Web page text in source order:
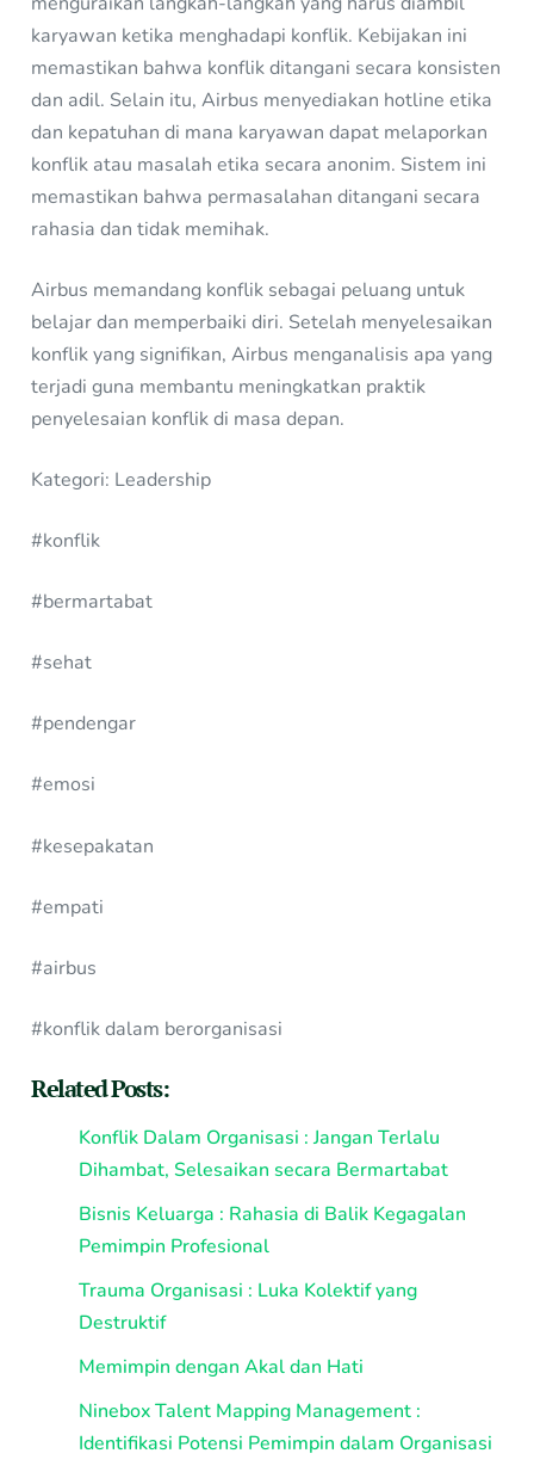
karyawan ketika menghadapi konflik. Kebijakan ini
memastikan bahwa konflik ditangani secara konsisten
dan adil. Selain itu, Airbus menyediakan hotline etika
dan kepatuhan di mana karyawan dapat melaporkan
konflik atau masalah etika secara anonim. Sistem ini
memastikan bahwa permasalahan ditangani secara
rahasia dan tidak memihak.
Airbus memandang konflik sebagai peluang untuk
belajar dan memperbaiki diri. Setelah menyelesaikan
konflik yang signifikan, Airbus menganalisis apa yang
terjadi guna membantu meningkatkan praktik
penyelesaian konflik di masa depan.
Kategori: Leadership
#konflik
#bermartabat
#sehat
#pendengar
#emosi
#kesepakatan
#empati
#airbus
#konflik dalam berorganisasi
Related Posts:
Konflik Dalam Organisasi : Jangan Terlalu
Dihambat, Selesaikan secara Bermartabat
Bisnis Keluarga : Rahasia di Balik Kegagalan
Pemimpin Profesional
Trauma Organisasi : Luka Kolektif yang
Destruktif
Memimpin dengan Akal dan Hati
Ninebox Talent Mapping Management :
Identifikasi Potensi Pemimpin dalam Organisasi